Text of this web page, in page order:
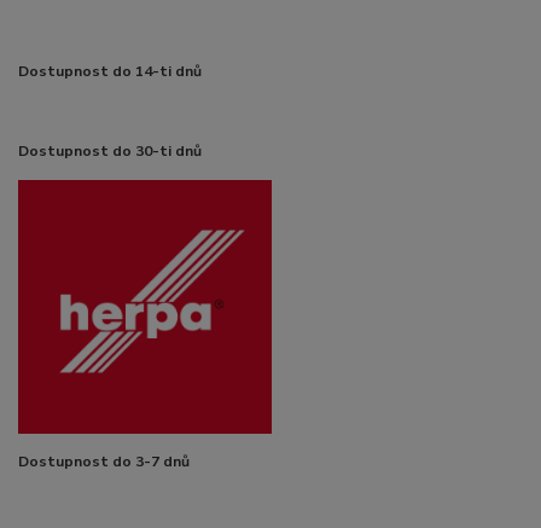
Dostupnost do 14-ti dnů
Dostupnost do 30-ti dnů
Dostupnost do 3-7 dnů